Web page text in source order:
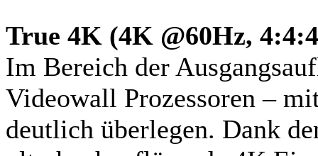
True 4K (4K @60Hz,
Im Bereich der
Videowall Prozessoren –
deutlich überlegen. Dank